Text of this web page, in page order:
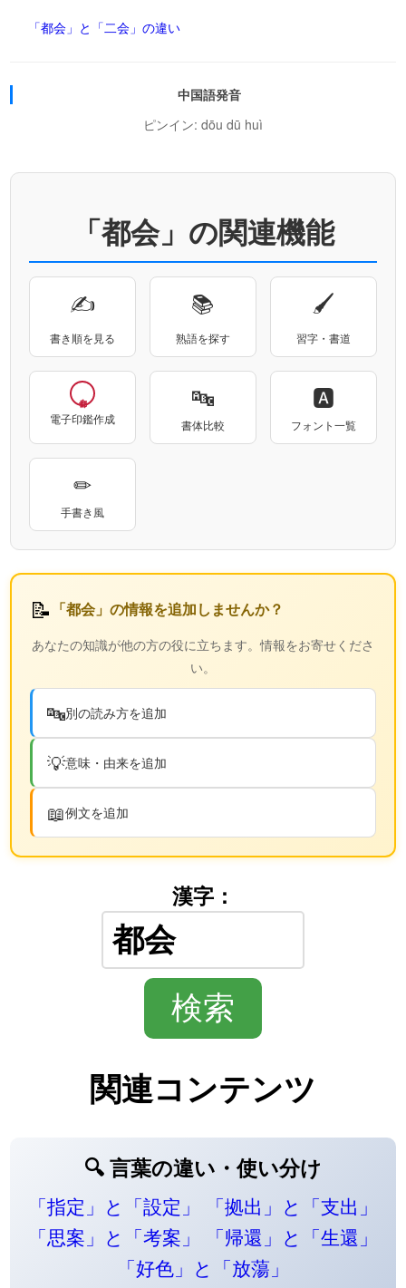
「都会」と「二会」の違い
中国語発音
ピンイン: dōu dū huì
「都会」の関連機能
✍
書き順を見る
📚
熟語を探す
🖌
習字・書道
電子印鑑作成
🔤
書体比較
🅰
フォント一覧
✏
手書き風
📝 「都会」の情報を追加しませんか？
あなたの知識が他の方の役に立ちます。情報をお寄せくださ
い。
🔤別の読み方を追加
💡意味・由来を追加
📖例文を追加
漢字：
関連コンテンツ
🔍 言葉の違い・使い分け
「指定」と「設定」
「拠出」と「支出」
「思案」と「考案」
「帰還」と「生還」
「好色」と「放蕩」